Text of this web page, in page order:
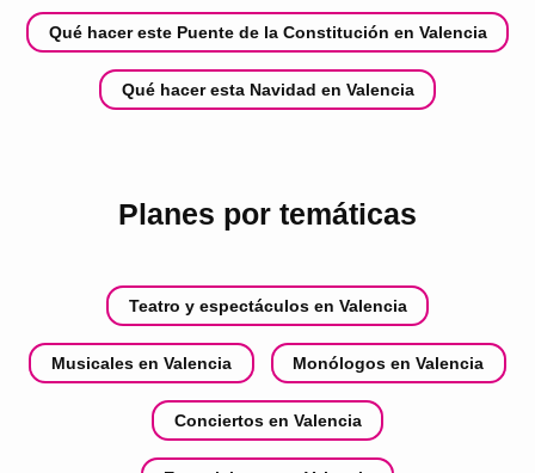
Qué hacer este Puente de la Constitución en Valencia
Qué hacer esta Navidad en Valencia
Planes por temáticas
Teatro y espectáculos en Valencia
Musicales en Valencia Monólogos en Valencia
Conciertos en Valencia